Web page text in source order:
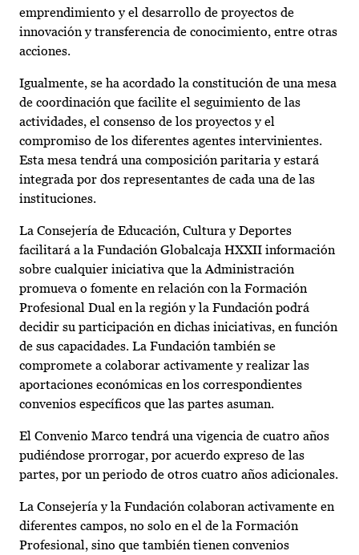
emprendimiento y el desarrollo de proyectos de
innovación y transferencia de conocimiento, entre otras
acciones.
Igualmente, se ha acordado la constitución de una mesa
de coordinación que facilite el seguimiento de las
actividades, el consenso de los proyectos y el
compromiso de los diferentes agentes intervinientes.
Esta mesa tendrá una composición paritaria y estará
integrada por dos representantes de cada una de las
instituciones.
La Consejería de Educación, Cultura y Deportes
facilitará a la Fundación Globalcaja HXXII información
sobre cualquier iniciativa que la Administración
promueva o fomente en relación con la Formación
Profesional Dual en la región y la Fundación podrá
decidir su participación en dichas iniciativas, en función
de sus capacidades. La Fundación también se
compromete a colaborar activamente y realizar las
aportaciones económicas en los correspondientes
convenios específicos que las partes asuman.
El Convenio Marco tendrá una vigencia de cuatro años
pudiéndose prorrogar, por acuerdo expreso de las
partes, por un periodo de otros cuatro años adicionales.
La Consejería y la Fundación colaboran activamente en
diferentes campos, no solo en el de la Formación
Profesional, sino que también tienen convenios